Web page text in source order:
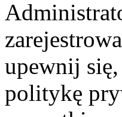
upewnij
politykę